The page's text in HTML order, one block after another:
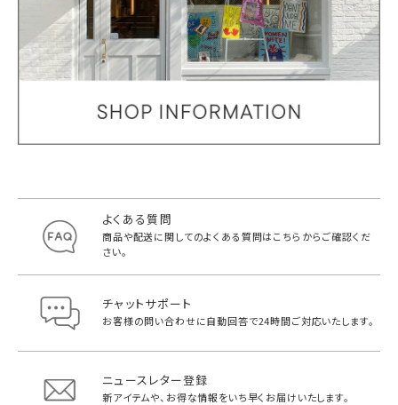
よくある質問
商品や配送に関してのよくある質問はこちらからご確認くだ
さい。
チャットサポート
お客様の問い合わせに自動回答で24時間ご対応いたします。
ニュースレター登録
新アイテムや、お得な情報をいち早く お届けいたします。